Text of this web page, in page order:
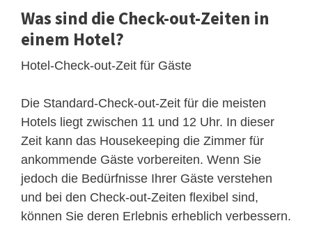
Was sind die Check-out-Zeiten in
einem Hotel?
Hotel-Check-out-Zeit für Gäste
Die Standard-Check-out-Zeit für die meisten
Hotels liegt zwischen 11 und 12 Uhr. In dieser
Zeit kann das Housekeeping die Zimmer für
ankommende Gäste vorbereiten. Wenn Sie
jedoch die Bedürfnisse Ihrer Gäste verstehen
und bei den Check-out-Zeiten flexibel sind,
können Sie deren Erlebnis erheblich verbessern.